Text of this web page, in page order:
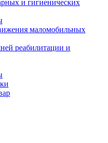
и гигиенических
маломобильных
реабилитации и